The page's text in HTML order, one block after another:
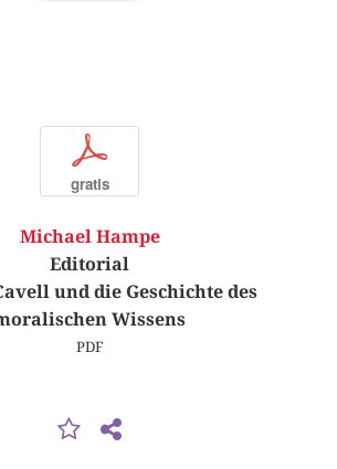
p
gratis
Michael Hampe
Editorial
und die Geschichte des
Wissens
PDF